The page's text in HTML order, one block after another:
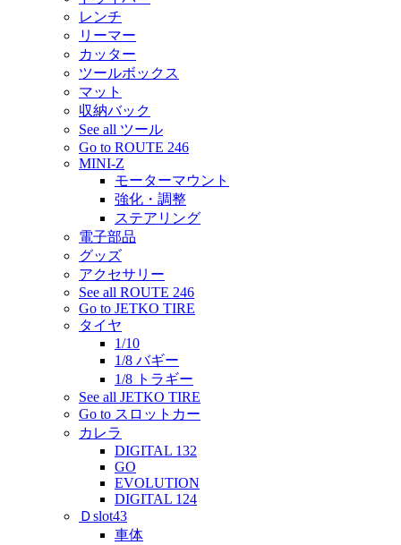
レンチ
リーマー
カッター
ツールボックス
マット
収納バック
See all ツール
Go to ROUTE 246
MINI-Z
モーターマウント
強化・調整
ステアリング
電子部品
グッズ
アクセサリー
See all ROUTE 246
Go to JETKO TIRE
タイヤ
1/10
1/8 バギー
1/8 トラギー
See all JETKO TIRE
Go to スロットカー
カレラ
DIGITAL 132
GO
EVOLUTION
DIGITAL 124
Ｄslot43
車体